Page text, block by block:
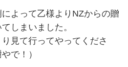
よって乙様よりNZからの贈
しまいました。
見て行ってやってくださ
で！）